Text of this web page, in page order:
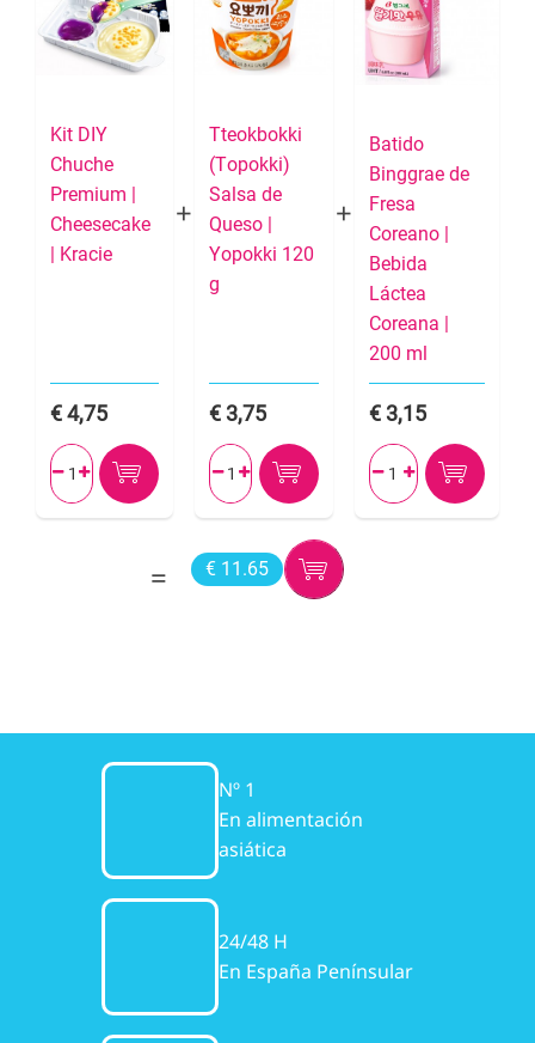
Kit DIY
Chuche
Premium |
Cheesecake
| Kracie
4,75
 
Tteokbokki
(Topokki)
Salsa de
Queso |
Yopokki 120
g
3,75
 
Batido
Binggrae de
Fresa
Coreano |
Bebida
Láctea
Coreana |
200 ml
3,15
 
€ 11.65
Nº 1
En alimentación
asiática
24/48 H
En España Penínsular